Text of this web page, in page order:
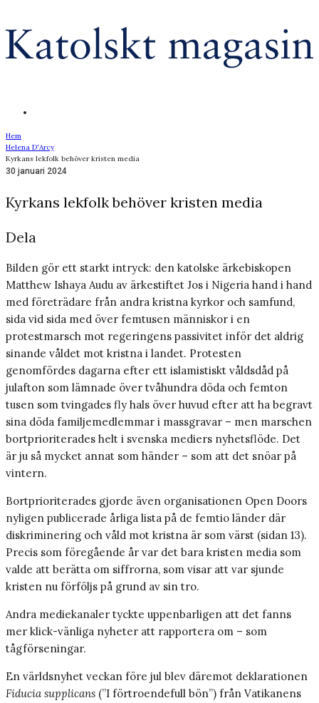
Hem
Helena D'Arcy
Kyrkans lekfolk behöver kristen media
30 januari 2024
Kyrkans lekfolk behöver kristen media
Dela
Bilden gör ett starkt intryck: den katolske ärkebiskopen
Matthew Ishaya Audu av ärkestiftet Jos i Nigeria hand i hand
med företrädare från andra kristna kyrkor och samfund,
sida vid sida med över femtusen människor i en
protestmarsch mot regeringens passivitet inför det aldrig
sinande våldet mot kristna i landet. Protesten
genomfördes dagarna efter ett islamistiskt våldsdåd på
julafton som lämnade över tvåhundra döda och femton
tusen som tvingades fly hals över huvud efter att ha begravt
sina döda familjemedlemmar i massgravar – men marschen
bortprioriterades helt i svenska mediers nyhetsflöde. Det
är ju så mycket annat som händer – som att det snöar på
vintern.
Bortprioriterades gjorde även organisationen Open Doors
nyligen publicerade årliga lista på de femtio länder där
diskriminering och våld mot kristna är som värst (sidan 13).
Precis som föregående år var det bara kristen media som
valde att berätta om siffrorna, som visar att var sjunde
kristen nu förföljs på grund av sin tro.
Andra mediekanaler tyckte uppenbarligen att det fanns
mer klick-vänliga nyheter att rapportera om – som
tågförseningar.
En världsnyhet veckan före jul blev däremot deklarationen
Fiducia supplicans (”I förtroendefull bön”) från Vatikanens